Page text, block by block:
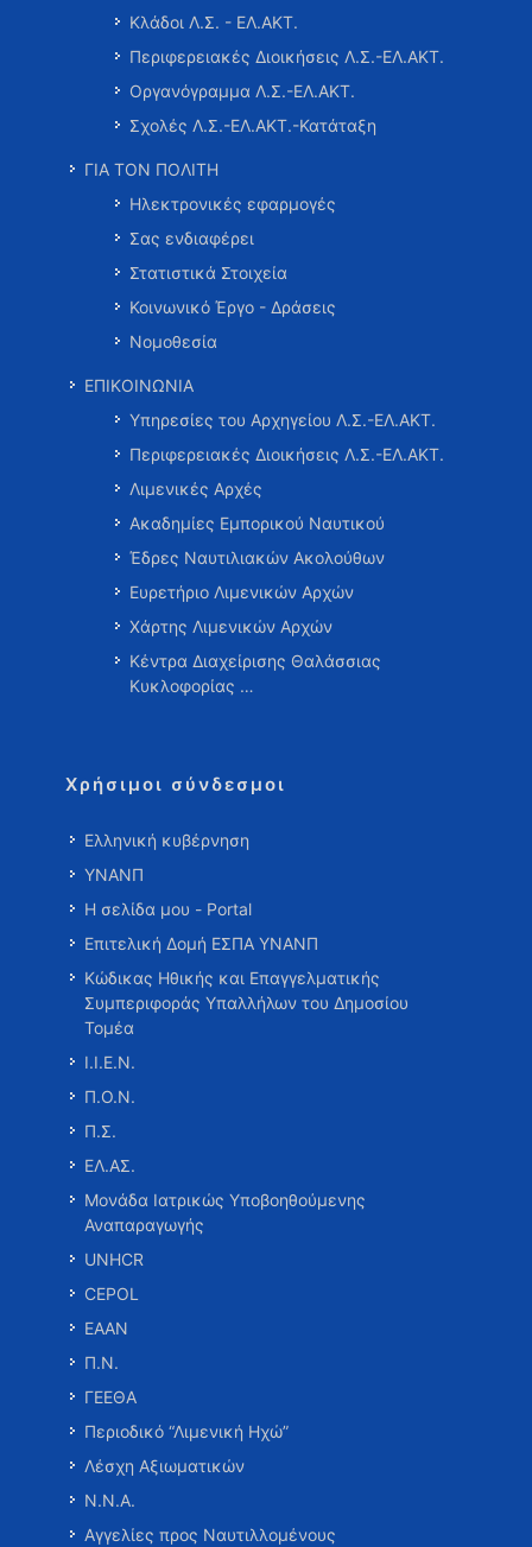
Κλάδοι Λ.Σ. - ΕΛ.ΑΚΤ.
Περιφερειακές Διοικήσεις Λ.Σ.-ΕΛ.ΑΚΤ.
Οργανόγραμμα Λ.Σ.-ΕΛ.ΑΚΤ.
Σχολές Λ.Σ.-ΕΛ.ΑΚΤ.-Κατάταξη
ΓΙΑ ΤΟΝ ΠΟΛΙΤΗ
Ηλεκτρονικές εφαρμογές
Σας ενδιαφέρει
Στατιστικά Στοιχεία
Κοινωνικό Έργο - Δράσεις
Νομοθεσία
ΕΠΙΚΟΙΝΩΝΙΑ
Υπηρεσίες του Αρχηγείου Λ.Σ.-ΕΛ.ΑΚΤ.
Περιφερειακές Διοικήσεις Λ.Σ.-ΕΛ.ΑΚΤ.
Λιμενικές Αρχές
Ακαδημίες Εμπορικού Ναυτικού
Έδρες Ναυτιλιακών Ακολούθων
Ευρετήριο Λιμενικών Αρχών
Χάρτης Λιμενικών Αρχών
Κέντρα Διαχείρισης Θαλάσσιας
Κυκλοφορίας …
Χρήσιμοι σύνδεσμοι
Ελληνική κυβέρνηση
ΥΝΑΝΠ
Η σελίδα μου - Portal
Επιτελική Δομή ΕΣΠΑ ΥΝΑΝΠ
Κώδικας Ηθικής και Επαγγελματικής
Συμπεριφοράς Υπαλλήλων του Δημοσίου
Τομέα
Ι.Ι.Ε.Ν.
Π.Ο.Ν.
Π.Σ.
ΕΛ.ΑΣ.
Μονάδα Ιατρικώς Υποβοηθούμενης
Αναπαραγωγής
UNHCR
CEPOL
ΕΑΑΝ
Π.Ν.
ΓΕΕΘΑ
Περιοδικό “Λιμενική Ηχώ”
Λέσχη Αξιωματικών
Ν.Ν.Α.
Αγγελίες προς Ναυτιλλομένους